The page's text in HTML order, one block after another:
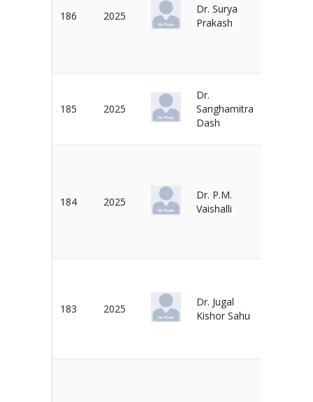
186 2025
Dr. Surya
Prakash
185 2025
Dr.
Sanghamitra
Dash
184 2025
Dr. P.M.
Vaishalli
183 2025
Dr. Jugal
Kishor Sahu